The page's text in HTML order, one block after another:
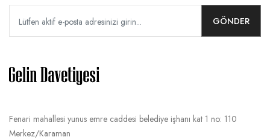
GÖNDER
Fenari mahallesi yunus emre caddesi belediye işhanı kat 1 no: 110
Merkez/Karaman